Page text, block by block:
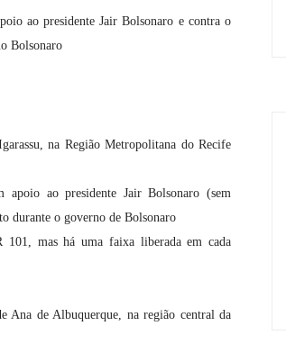
ao presidente Jair Bolsonaro e contra o
Bolsonaro
na Região Metropolitana do Recife
apoio ao presidente Jair Bolsonaro (sem
durante o governo de Bolsonaro
101, mas há uma faixa liberada em cada
Ana de Albuquerque, na região central da